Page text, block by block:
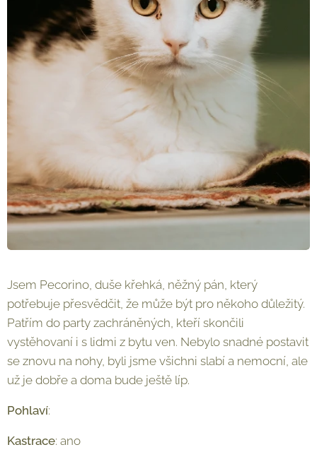
Jsem Pecorino, duše křehká, něžný pán, který
potřebuje přesvědčit, že může být pro někoho důležitý.
Patřím do party zachráněných, kteří skončili
vystěhovaní i s lidmi z bytu ven. Nebylo snadné postavit
se znovu na nohy, byli jsme všichni slabí a nemocní, ale
už je dobře a doma bude ještě líp.
Pohlaví: ♂︎
Kastrace: ano